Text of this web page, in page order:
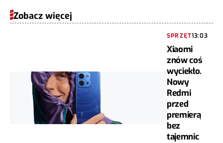
Zobacz więcej
SPRZĘT13:03
Xiaomi
znów coś
wyciekło.
Nowy
Redmi
przed
premierą
bez
tajemnic